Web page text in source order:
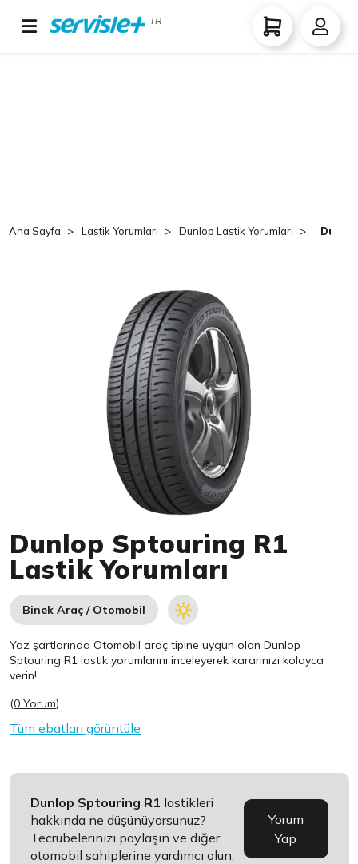
TR
Ana Sayfa Lastik Yorumları Dunlop Lastik Yorumları
Dunlop Sptouring R1
Lastik Yorumları
Binek Araç / Otomobil
Yaz şartlarında Otomobil araç tipine uygun olanDunlop
Sptouring R1 lastik yorumlarını inceleyerek kararınızı kolayca
verin!
(0 Yorum)
Tüm ebatları görüntüle
Dunlop Sptouring R1 lastikleri
hakkında ne düşünüyorsunuz?
Tecrübelerinizi paylaşın ve diğer
otomobil sahiplerine yardımcı olun.
Yorum
Yap